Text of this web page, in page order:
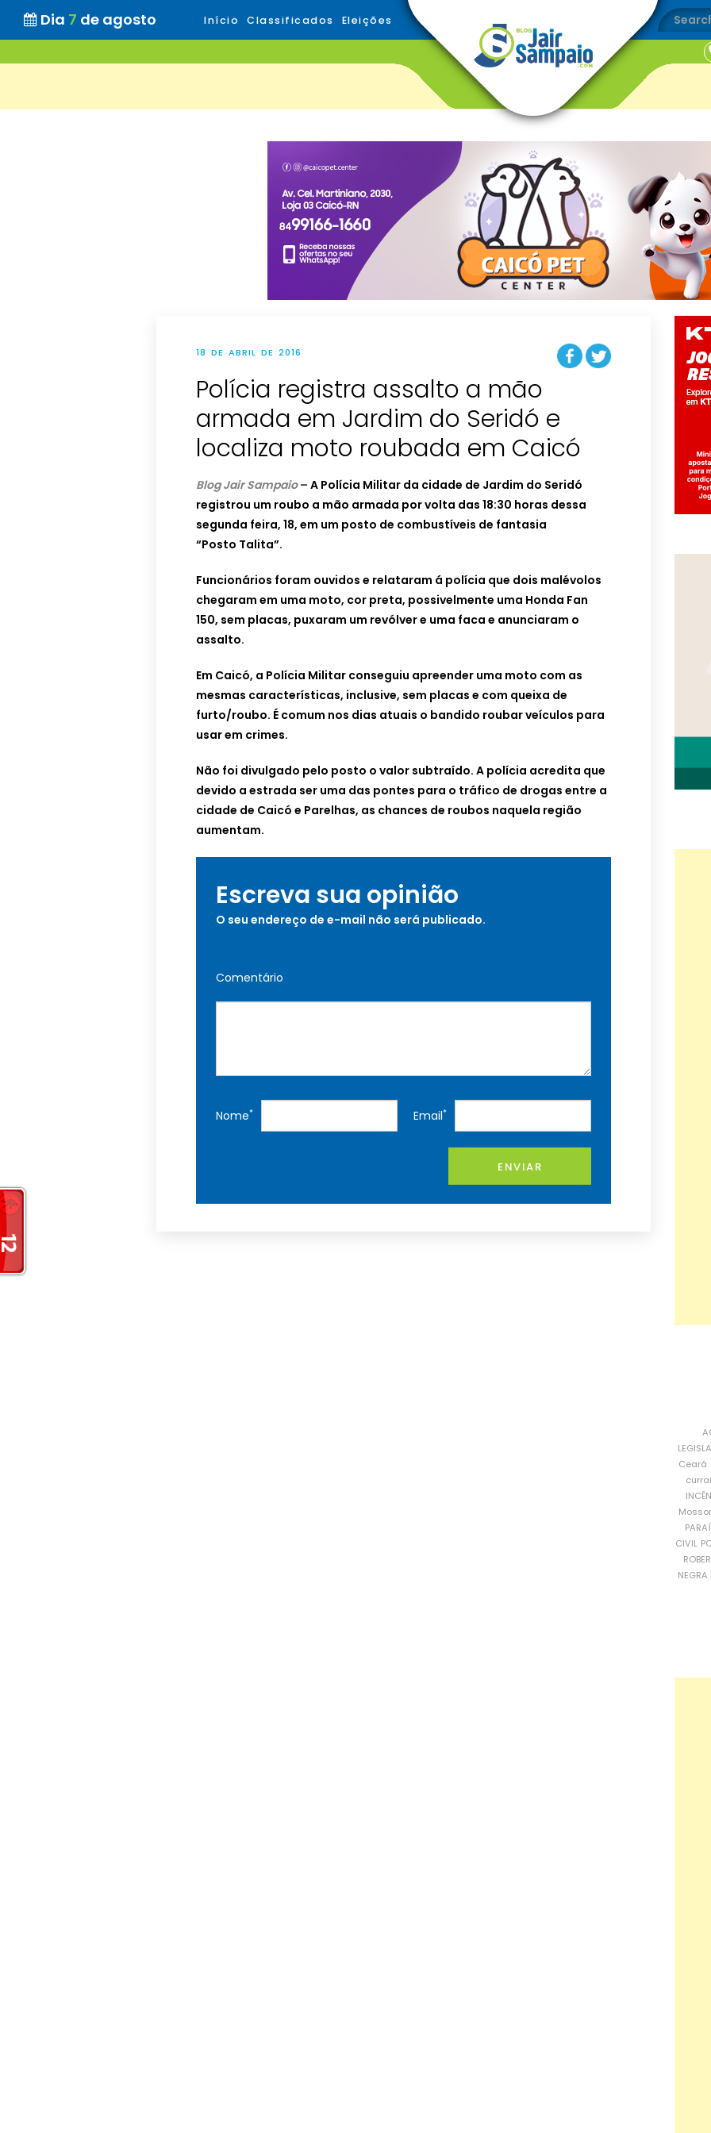
Dia 7 de agosto Início Classificados Eleições
18 DE ABRIL DE 2016
Polícia registra assalto a mão
armada em Jardim do Seridó e
localiza moto roubada em Caicó
Blog Jair Sampaio – A Polícia Militar da cidade de Jardim do Seridó
registrou um roubo a mão armada por volta das 18:30 horas dessa
segunda feira, 18, em um posto de combustíveis de fantasia
“Posto Talita”.
Funcionários foram ouvidos e relataram á polícia que dois malévolos
chegaram em uma moto, cor preta, possivelmente uma Honda Fan
150, sem placas, puxaram um revólver e uma faca e anunciaram o
assalto.
Em Caicó, a Polícia Militar conseguiu apreender uma moto com as
mesmas características, inclusive, sem placas e com queixa de
furto/roubo. É comum nos dias atuais o bandido roubar veículos para
usar em crimes.
Não foi divulgado pelo posto o valor subtraído. A polícia acredita que
devido a estrada ser uma das pontes para o tráfico de drogas entre a
cidade de Caicó e Parelhas, as chances de roubos naquela região
aumentam.
Escreva sua opinião
O seu endereço de e-mail não será publicado.
Comentário
Nome* Email*
ENVIAR
Ceará
CIVIL
NEGRA